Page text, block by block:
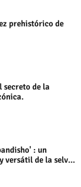
prehistórico de
secreto de la
: un
versátil de la selva